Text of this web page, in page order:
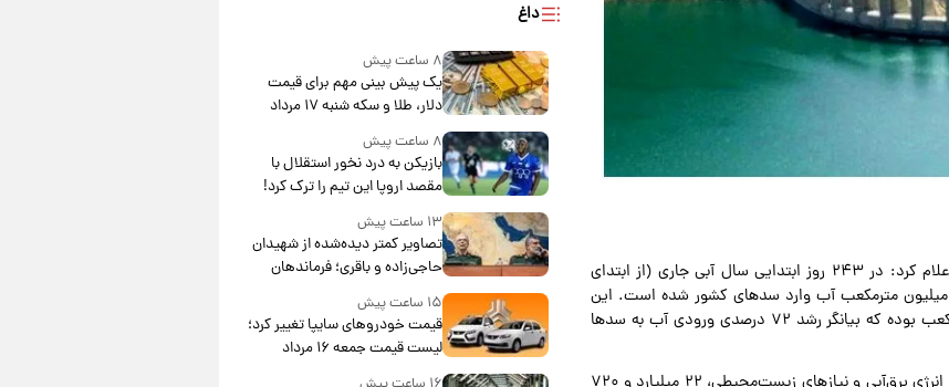
و به نقل از مهر، شرکت مدیریت منابع آب ایران اعلام کرد: در ۲۴۳ روز ابتدایی سال آبی جاری (از ابتدای
مهرماه ۱۴۰۴ تا دوم خردادماه ۱۴۰۵)، در مجموع ۳۸ میلیارد و ۷۱۰ میلیون مترمکعب آب وارد سدهای کشور شده است. این
رقم در مدت مشابه سال آبی گذشته ۲۲ میلیارد و ۵۴۰ میلیون مترمکعب بوده که بیانگر رشد ۷۲ درصدی ورودی آب به سدها
داغ
۸ ساعت پیش
یک پیش ‌بینی مهم برای قیمت
دلار، طلا و سکه شنبه ۱۷ مرداد
۸ ساعت پیش
بازیکن به درد نخور استقلال با
مقصد اروپا این تیم را ترک کرد!
۱۳ ساعت پیش
تصاویر کمتر دیده‌شده از شهیدان
حاجی‌زاده و باقری؛ فرماندهان
شهید هوافضای ایران
۱۵ ساعت پیش
قیمت خودروهای سایپا تغییر کرد؛
لیست قیمت جمعه ۱۶ مرداد
منتشر شد